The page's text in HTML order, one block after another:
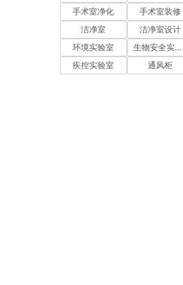
手术室净化
手术室装修
洁净室
洁净室设计
环境实验室
生物安全实验室
疾控实验室
通风柜